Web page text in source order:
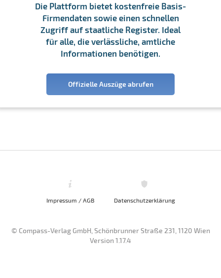
Die Plattform bietet kostenfreie Basis-
Firmendaten sowie einen schnellen
Zugriff auf staatliche Register. Ideal
für alle, die verlässliche, amtliche
Informationen benötigen.
Offizielle Auszüge abrufen
Impressum / AGB Datenschutzerklärung
© Compass-Verlag GmbH, Schönbrunner Straße 231, 1120 Wien
Version 1.17.4